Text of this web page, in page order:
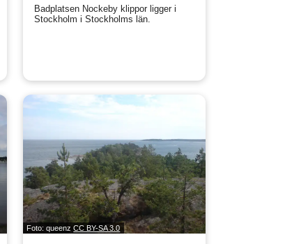
Badplatsen Nockeby klippor ligger i
Stockholm i Stockholms län.
Foto: queenzCC BY-SA 3.0